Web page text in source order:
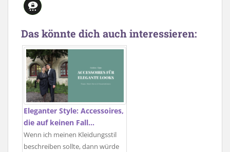
Das könnte dich auch interessieren:
Eleganter Style: Accessoires,
die auf keinen Fall…
Wenn ich meinen Kleidungsstil
beschreiben sollte, dann würde